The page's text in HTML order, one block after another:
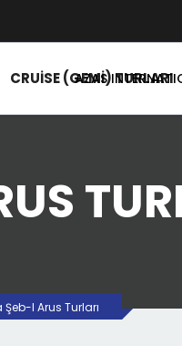
CRUISE (GEMI) TURLARI
AZAS
Şeb-I Arus Turları